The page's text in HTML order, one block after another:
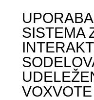
SISTEMA
VOXVOTE